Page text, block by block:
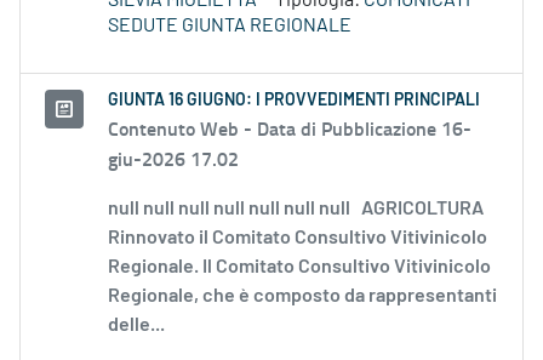
SEDUTE GIUNTA REGIONALE
GIUNTA 16 GIUGNO: I PROVVEDIMENTI PRINCIPALI
Contenuto Web - Data di Pubblicazione 16-
giu-2026 17.02
null null null null null null null AGRICOLTURA
Rinnovato il Comitato Consultivo Vitivinicolo
Regionale. Il Comitato Consultivo Vitivinicolo
Regionale, che è composto da rappresentanti
delle...